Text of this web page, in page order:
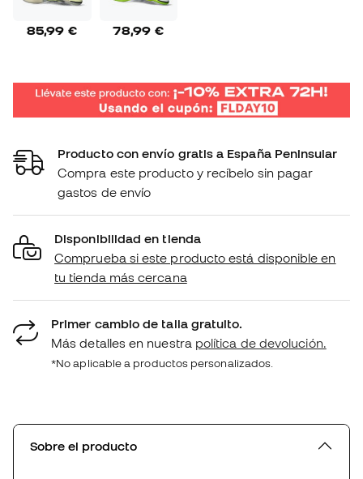
85,99 € 78,99 €
Producto con envío gratis a España Peninsular
Compra este producto y recíbelo sin pagar
gastos de envío
Disponibilidad en tienda
Comprueba si este producto está disponible en
tu tienda más cercana
Primer cambio de talla gratuito.
Más detalles en nuestra política de devolución.
*No aplicable a productos personalizados.
Sobre el producto